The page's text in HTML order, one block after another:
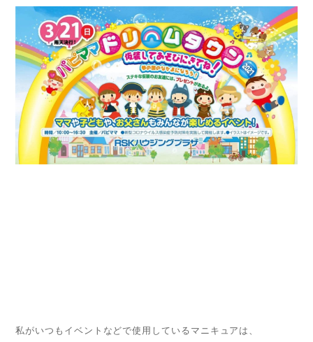
私がいつもイベントなどで使用しているマニキュアは、